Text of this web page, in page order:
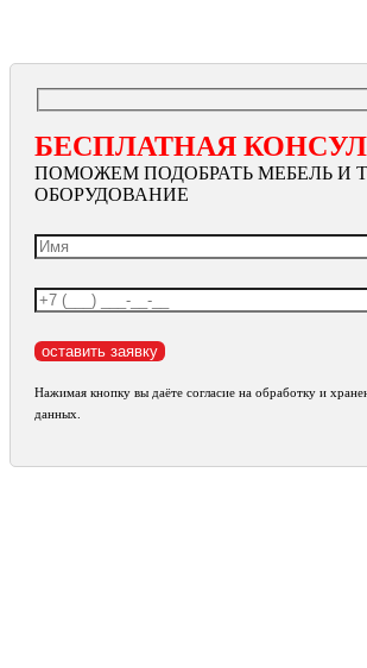
БЕСПЛАТНАЯ
ПОМОЖЕМ ПОДОБРАТЬ МЕБЕЛЬ И
ОБОРУДОВАНИЕ
Нажимая кнопку вы даёте согласие на обработку и
данных.